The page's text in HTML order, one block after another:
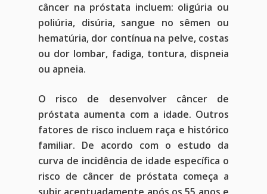
câncer na próstata incluem: oligúria ou
poliúria, disúria, sangue no sêmen ou
hematúria, dor contínua na pelve, costas
ou dor lombar, fadiga, tontura, dispneia
ou apneia.
O risco de desenvolver câncer de
próstata aumenta com a idade. Outros
fatores de risco incluem raça e histórico
familiar. De acordo com o estudo da
curva de incidência de idade específica o
risco de câncer de próstata começa a